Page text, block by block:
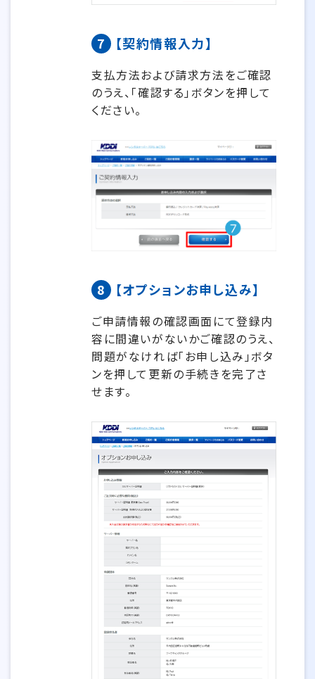
7 【契約情報入力】
支払方法および請求方法をご確認
のうえ、「確認する」ボタンを押して
ください。
8 【オプションお申し込み】
ご申請情報の確認画面にて登録内
容に間違いがないかご確認のうえ、
問題がなければ「お申し込み」ボタ
ンを押して更新の手続きを完了さ
せます。